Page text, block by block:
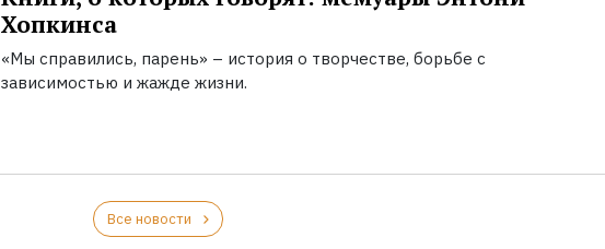
Хопкинса
«Мы справились, парень» – история о творчестве, борьбе с
зависимостью и жажде жизни.
Все новости